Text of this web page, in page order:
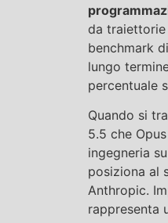
da
benchmark
lungo
percentuale
Quando si
5.5 che
ingegneria
posiziona al
Anthropic.
rappresenta